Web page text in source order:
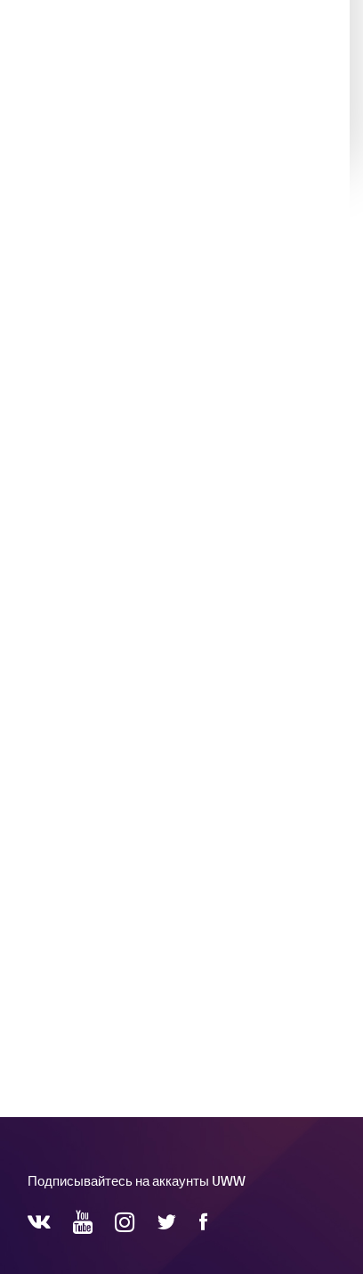
Подписывайтесь на аккаунты UWW
VKontakte YouTubeInstagram
Twitter Facebook